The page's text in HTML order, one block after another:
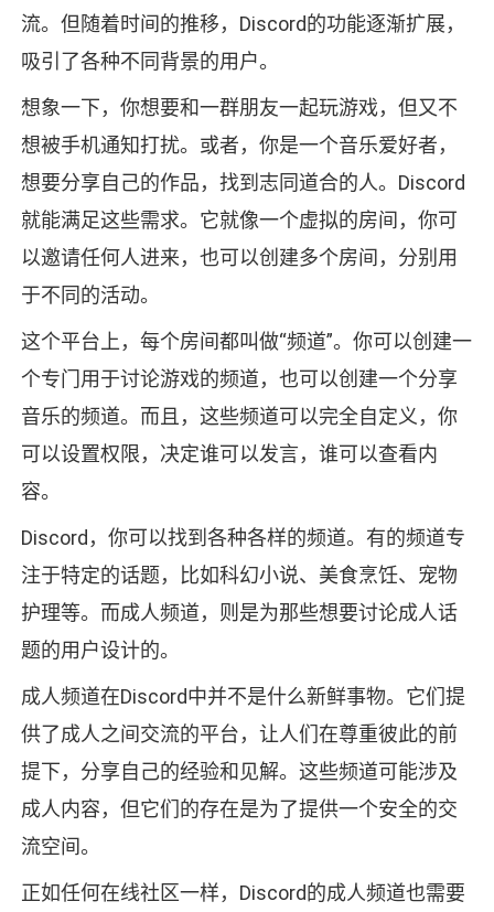
流。但随着时间的推移，Discord的功能逐渐扩展，
吸引了各种不同背景的用户。
想象一下，你想要和一群朋友一起玩游戏，但又不
想被手机通知打扰。或者，你是一个音乐爱好者，
想要分享自己的作品，找到志同道合的人。Discord
就能满足这些需求。它就像一个虚拟的房间，你可
以邀请任何人进来，也可以创建多个房间，分别用
于不同的活动。
这个平台上，每个房间都叫做“频道”。你可以创建一
个专门用于讨论游戏的频道，也可以创建一个分享
音乐的频道。而且，这些频道可以完全自定义，你
可以设置权限，决定谁可以发言，谁可以查看内
容。
Discord，你可以找到各种各样的频道。有的频道专
注于特定的话题，比如科幻小说、美食烹饪、宠物
护理等。而成人频道，则是为那些想要讨论成人话
题的用户设计的。
成人频道在Discord中并不是什么新鲜事物。它们提
供了成人之间交流的平台，让人们在尊重彼此的前
提下，分享自己的经验和见解。这些频道可能涉及
成人内容，但它们的存在是为了提供一个安全的交
流空间。
正如任何在线社区一样，Discord的成人频道也需要